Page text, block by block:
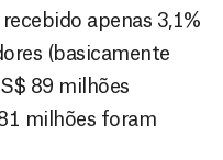
apenas 3,1%
(basicamente
89 milhões
milhões foram